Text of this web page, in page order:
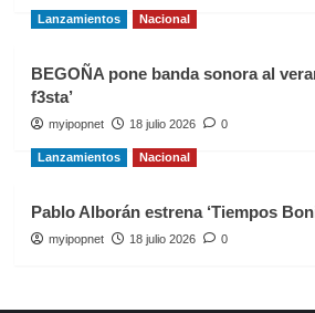
Lanzamientos Nacional
BEGOÑA pone banda sonora al
f3sta’
myipopnet 18 julio 2026 0
Lanzamientos Nacional
Pablo Alborán estrena ‘Tiempos
myipopnet 18 julio 2026 0